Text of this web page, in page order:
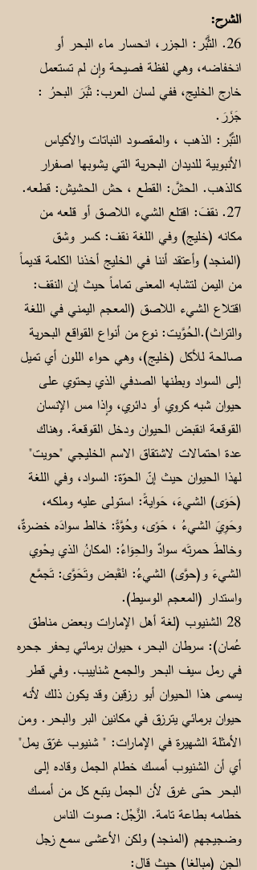
الشرح:
26. الثَّبْر: الجزر، انحسار ماء البحر أو
انخفاضه، وهي لفظة فصيحة وإن لم تستعمل
خارج الخليج، ففي لسان العرب: ثَبَرَ البحرُ :
جَزَرَ.
التِّبْر: الذهب ، والمقصود النباتات والأكياس
الأنبوبية للديدان البحرية التي يشوبها اصفرار
كالذهب. الحشَّ: القطع ، حش الحشيش: قطعه.
27. نقفَ: اقتلع الشيء اللاصق أو قلعه من
مكانه (خليج) وفي اللغة نقف: كسر وشق
(المنجد) وأعتقد أننا في الخليج أخذنا الكلمة قديماً
من اليمن لتشابه المعنى تماماً حيث إن النقف:
اقتلاع الشيء اللاصق (المعجم اليمني في اللغة
والتراث).الحُوَّيت: نوع من أنواع القواقع البحرية
صالحة للأكل (خليج)، وهي حواء اللون أي تميل
إلى السواد وبطنها الصدفي الذي يحتوي على
حيوان شبه كروي أو دائري، وإذا مس الإنسان
القوقعة انقبض الحيوان ودخل القوقعة. وهناك
عدة احتمالات لاشتقاق الاسم الخليجي "حويت"
لهذا الحيوان حيث إنّ الحوّة: السواد، وفي اللغة
(حَوَى) الشيءَ، حَوايةً: استولى عليه وملكه،
وحَوِيَ الشيءُ ، حَوًى، وحُوَّةً: خالط سوادَه خضرةٌ،
وخالطَ حمرتَه سوادٌ والحِوَاءُ: المكانُ الذي يحْوي
الشيءَ و(حوَّى) الشيءُ: انْقَبض وتَحَوَّى: تَجمَّع
واستدار (المعجم الوسيط).
28 الشنيوب (لغة أهل الإمارات وبعض مناطق
عُمان): سرطان البحر، حيوان برمائي يحفر جحره
في رمل سيف البحر والجمع شناييب. وفي قطر
يسمى هذا الحيوان أبو رزقين وقد يكون ذلك لأنه
حيوان برمائي يترزق في مكانين البر والبحر. ومن
الأمثلة الشهيرة في الإمارات: " شنيوب غرّق يمل"
أي أن الشنيوب أمسك خطام الجمل وقاده إلى
البحر حتى غرق لأن الجمل يتبع كل من أمسك
خطامه بطاعة تامة. الزَّجْل: صوت الناس
وضجيجهم (المنجد) ولكن الأعشى سمع زجل
الجن (مبالغا) حيث قال: